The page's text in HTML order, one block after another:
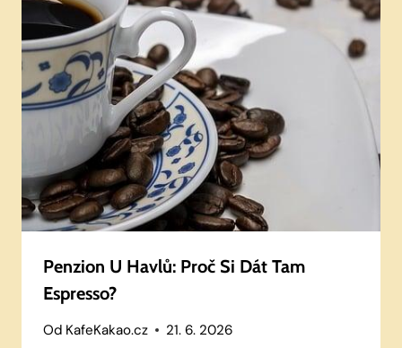
Penzion U Havlů: Proč Si Dát Tam
Espresso?
Od KafeKakao.cz 21. 6. 2026